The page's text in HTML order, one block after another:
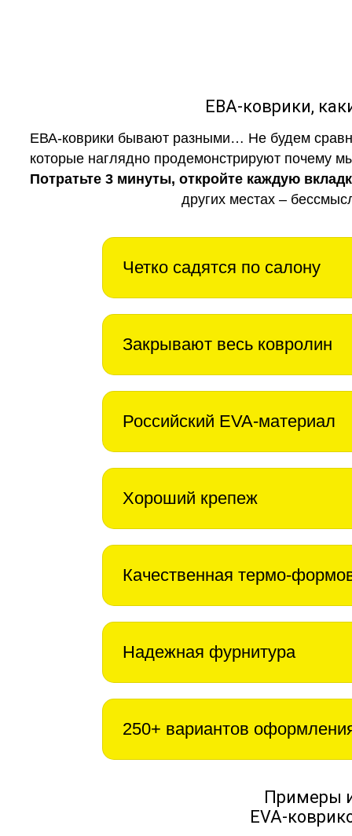
ЕВА-коврики,
ЕВА-коврики бывают разными… Не будем
которые наглядно продемонстрируют почему
Потратьте 3 минуты, откройте каждую
других местах –
Четко садятся по салону
Закрывают весь ковролин
Российский EVA-материал
Хороший крепеж
Качественная термо-
Надежная фурнитура
250+ вариантов
Примеры
EVA-